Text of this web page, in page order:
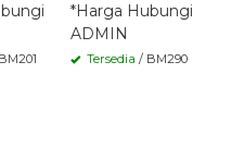
*Harga Hubungi
ADMIN
Tersedia / BM290